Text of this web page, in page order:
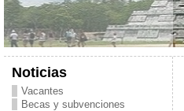
Noticias
Vacantes
Becas y subvenciones